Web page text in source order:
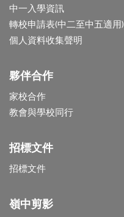
中一入學資訊
轉校申請表(中二至中五適用)
個人資料收集聲明
夥伴合作
家校合作
教會與學校同行
招標文件
招標文件
嶺中剪影